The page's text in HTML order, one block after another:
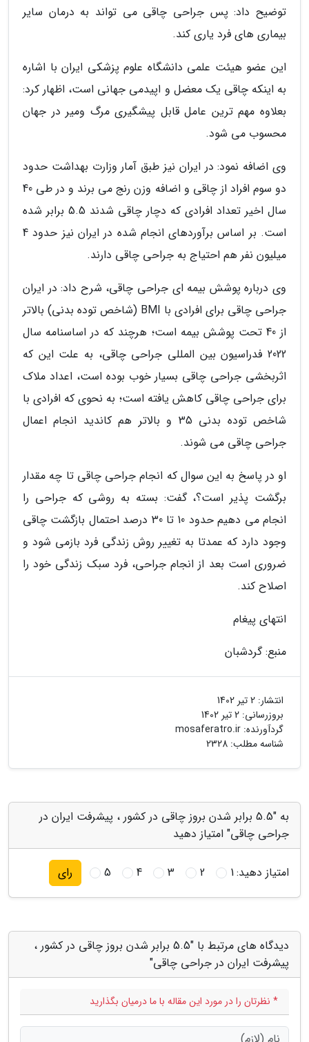
توضیح داد: پس جراحی چاقی می تواند به درمان سایر
بیماری های فرد یاری کند.
این عضو هیئت علمی دانشگاه علوم پزشکی ایران با اشاره
به اینکه چاقی یک معضل و اپیدمی جهانی است، اظهار کرد:
بعلاوه مهم ترین عامل قابل پیشگیری مرگ ومیر در جهان
محسوب می شود.
وی اضافه نمود: در ایران نیز طبق آمار وزارت بهداشت حدود
دو سوم افراد از چاقی و اضافه وزن رنج می برند و در طی 40
سال اخیر تعداد افرادی که دچار چاقی شدند 5.5 برابر شده
است. بر اساس برآوردهای انجام شده در ایران نیز حدود 4
میلیون نفر هم احتیاج به جراحی چاقی دارند.
وی درباره پوشش بیمه ای جراحی چاقی، شرح داد: در ایران
جراحی چاقی برای افرادی با BMI (شاخص توده بدنی) بالاتر
از 40 تحت پوشش بیمه است؛ هرچند که در اساسنامه سال
2022 فدراسیون بین المللی جراحی چاقی، به علت این که
اثربخشی جراحی چاقی بسیار خوب بوده است، اعداد ملاک
برای جراحی چاقی کاهش یافته است؛ به نحوی که افرادی با
شاخص توده بدنی 35 و بالاتر هم کاندید انجام اعمال
جراحی چاقی می شوند.
او در پاسخ به این سوال که انجام جراحی چاقی تا چه مقدار
برگشت پذیر است؟، گفت: بسته به روشی که جراحی را
انجام می دهیم حدود 10 تا 30 درصد احتمال بازگشت چاقی
وجود دارد که عمدتا به تغییر روش زندگی فرد بازمی شود و
ضروری است بعد از انجام جراحی، فرد سبک زندگی خود را
اصلاح کند.
انتهای پیغام
منبع: گردشبان
انتشار: 2 تیر 1402
بروزرسانی: 2 تیر 1402
گردآورنده: mosaferatro.ir
شناسه مطلب: 2328
به "5.5 برابر شدن بروز چاقی در کشور ، پیشرفت ایران در
جراحی چاقی" امتیاز دهید
امتیاز دهید:1
2
3
4
5 رای
دیدگاه های مرتبط با "5.5 برابر شدن بروز چاقی در کشور ،
پیشرفت ایران در جراحی چاقی"
* نظرتان را در مورد این مقاله با ما درمیان بگذارید